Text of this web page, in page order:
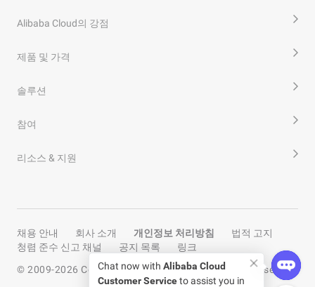
Alibaba Cloud의 강점
제품 및 가격
솔루션
참여
리소스 & 지원
채용 안내 회사 소개 개인정보 처리방침
법적 고지
청렴 준수 신고 채널
공지 목록
링크
© 2009-2026 Copyright by Alibaba Cloud All rights reserved
Chat now with Alibaba Cloud
Customer Serviceto assist you in